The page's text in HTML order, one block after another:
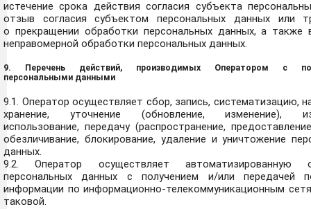
истечение срока действия согласия субъекта
отзыв согласия субъектом персональных данных или
о прекращении обработки персональных данных, а также
неправомерной обработки персональных данных.
9. Перечень действий, производимых Оператором с
персональными данными
9.1. Оператор осуществляет сбор, запись, систематизацию,
хранение, уточнение (обновление, изменение),
использование, передачу (распространение,
обезличивание, блокирование, удаление и уничтожение
данных.
9.2. Оператор осуществляет автоматизированную
персональных данных с получением и/или передачей
информации по информационно-телекоммуникационным
таковой.